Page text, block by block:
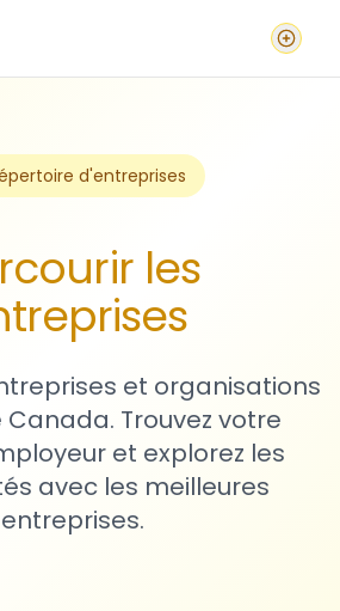
d'entreprises
les
et organisations
Trouvez votre
et explorez les
avec les meilleures
entreprises.